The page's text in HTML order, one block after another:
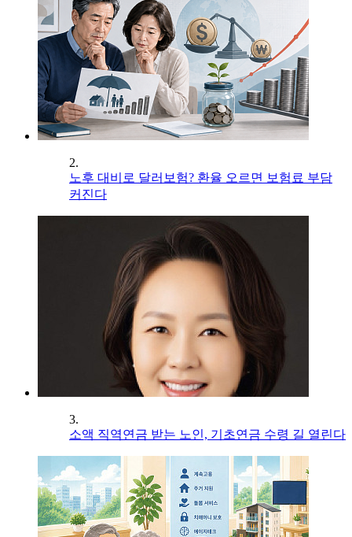
2.
노후 대비로 달러보험? 환율 오르면 보험료 부담
커진다
3.
소액 직역연금 받는 노인, 기초연금 수령 길 열린다